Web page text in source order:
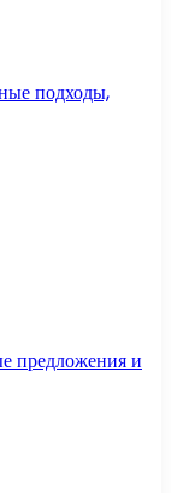
подходы,
предложения и